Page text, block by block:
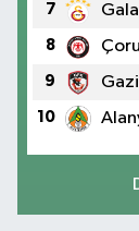
7
8
9
10